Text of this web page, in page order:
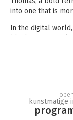
into one that is
In the digital
It is a
gateway to ideas.
is the ultimate
kunstmatige